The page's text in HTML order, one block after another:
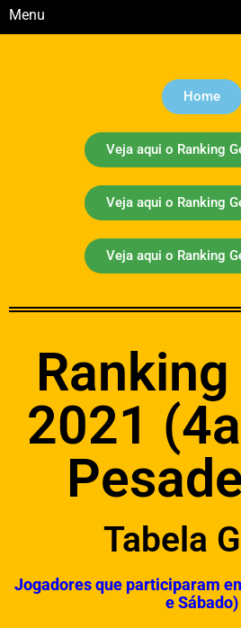
Menu
Home
Veja aqui o Ranking
Veja aqui o Ranking
Veja aqui o Ranking
2021
Tabela
Jogadores que participaram
e Sábado)